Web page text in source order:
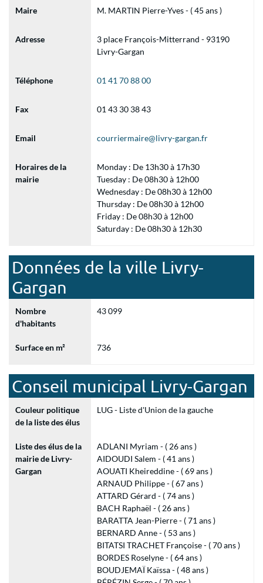
Maire M. MARTIN Pierre-Yves - ( 45 ans )
Adresse
3 place François-Mitterrand - 93190
Livry-Gargan
Téléphone 01 41 70 88 00
Fax 01 43 30 38 43
Email courriermaire@livry-gargan.fr
Horaires de la
mairie
Monday : De 13h30 à 17h30
Tuesday : De 08h30 à 12h00
Wednesday : De 08h30 à 12h00
Thursday : De 08h30 à 12h00
Friday : De 08h30 à 12h00
Saturday : De 08h30 à 12h30
Données de la ville Livry-
Gargan
Nombre
d'habitants
43 099
Surface en m² 736
Conseil municipal Livry-Gargan
Couleur politique
de la liste des élus
LUG - Liste d'Union de la gauche
Liste des élus de la
mairie de Livry-
Gargan
ADLANI Myriam - ( 26 ans )
AIDOUDI Salem - ( 41 ans )
AOUATI Kheireddine - ( 69 ans )
ARNAUD Philippe - ( 67 ans )
ATTARD Gérard - ( 74 ans )
BACH Raphaël - ( 26 ans )
BARATTA Jean-Pierre - ( 71 ans )
BERNARD Anne - ( 53 ans )
BITATSI TRACHET Françoise - ( 70 ans )
BORDES Roselyne - ( 64 ans )
BOUDJEMAÏ Kaïssa - ( 48 ans )